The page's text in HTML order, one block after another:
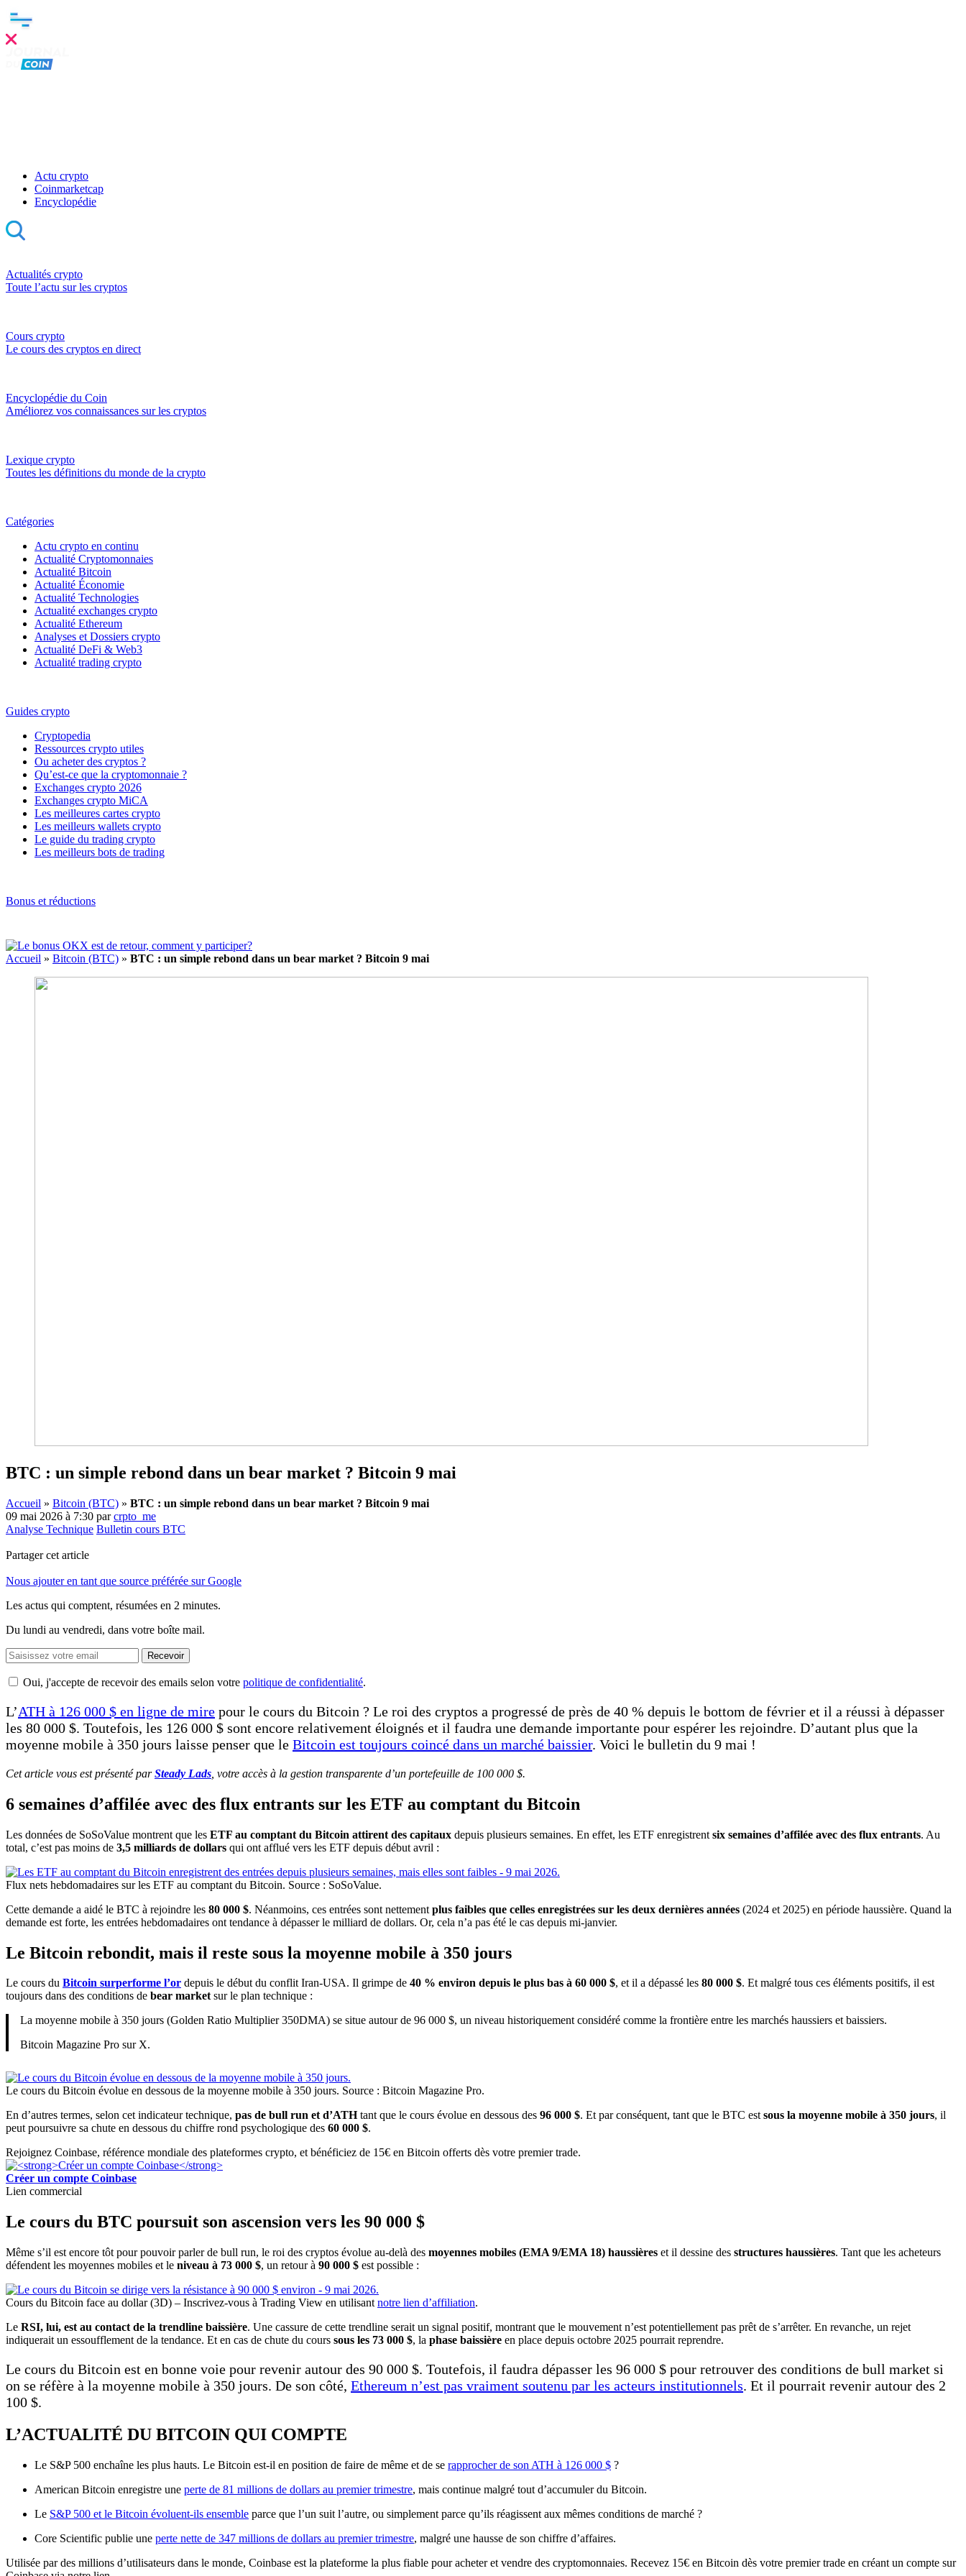
Actu crypto
Coinmarketcap
Encyclopédie
Actualités crypto
Toute l’actu sur les cryptos
Cours crypto
Le cours des cryptos en direct
Encyclopédie du Coin
Améliorez vos connaissances sur les cryptos
Lexique crypto
Toutes les définitions du monde de la crypto
Catégories
Actu crypto en continu
Actualité Cryptomonnaies
Actualité Bitcoin
Actualité Économie
Actualité Technologies
Actualité exchanges crypto
Actualité Ethereum
Analyses et Dossiers crypto
Actualité DeFi & Web3
Actualité trading crypto
Guides crypto
Cryptopedia
Ressources crypto utiles
Ou acheter des cryptos ?
Qu’est-ce que la cryptomonnaie ?
Exchanges crypto 2026
Exchanges crypto MiCA
Les meilleures cartes crypto
Les meilleurs wallets crypto
Le guide du trading crypto
Les meilleurs bots de trading
Bonus et réductions
Accueil » Bitcoin (BTC) » BTC : un simple rebond dans un bear market ? Bitcoin 9 mai
BTC : un simple rebond dans un bear market ? Bitcoin 9 mai
Accueil » Bitcoin (BTC) » BTC : un simple rebond dans un bear market ? Bitcoin 9 mai
09 mai 2026 à 7:30 parcrpto_me
Analyse Technique Bulletin cours BTC
Partager cet article
Nous ajouter en tant que source préférée sur Google
Les actus qui comptent, résumées en 2 minutes.
Du lundi au vendredi, dans votre boîte mail.
Recevoir
Oui, j'accepte de recevoir des emails selon votre politique de confidentialité.
L’ATH à 126 000 $ en ligne de mire pour le cours du Bitcoin ? Le roi des cryptos a progressé de près de 40 % depuis le bottom de février et il a réussi à dépasser
les 80 000 $. Toutefois, les 126 000 $ sont encore relativement éloignés et il faudra une demande importante pour espérer les rejoindre. D’autant plus que la
moyenne mobile à 350 jours laisse penser que le Bitcoin est toujours coincé dans un marché baissier. Voici le bulletin du 9 mai !
Cet article vous est présenté parSteady Lads , votre accès à la gestion transparente d’un portefeuille de 100 000 $.
6 semaines d’affilée avec des flux entrants sur les ETF au comptant du Bitcoin
Les données de SoSoValue montrent que les ETF au comptant du Bitcoin attirent des capitaux depuis plusieurs semaines. En effet, les ETF enregistrent six semaines d’affilée avec des flux entrants. Au
total, c’est pas moins de 3,5 milliards de dollars qui ont afflué vers les ETF depuis début avril :
Flux nets hebdomadaires sur les ETF au comptant du Bitcoin. Source : SoSoValue.
Cette demande a aidé le BTC à rejoindre les 80 000 $. Néanmoins, ces entrées sont nettement plus faibles que celles enregistrées sur les deux dernières années (2024 et 2025) en période haussière. Quand la
demande est forte, les entrées hebdomadaires ont tendance à dépasser le milliard de dollars. Or, cela n’a pas été le cas depuis mi-janvier.
Le Bitcoin rebondit, mais il reste sous la moyenne mobile à 350 jours
Le cours du Bitcoin surperforme l’or depuis le début du conflit Iran-USA. Il grimpe de 40 % environ depuis le plus bas à 60 000 $, et il a dépassé les 80 000 $. Et malgré tous ces éléments positifs, il est
toujours dans des conditions de bear marketsur le plan technique :
La moyenne mobile à 350 jours (Golden Ratio Multiplier 350DMA) se situe autour de 96 000 $, un niveau historiquement considéré comme la frontière entre les marchés haussiers et baissiers.
Bitcoin Magazine Pro sur X.
Le cours du Bitcoin évolue en dessous de la moyenne mobile à 350 jours. Source : Bitcoin Magazine Pro.
En d’autres termes, selon cet indicateur technique, pas de bull run et d’ATHtant que le cours évolue en dessous des 96 000 $. Et par conséquent, tant que le BTC estsous la moyenne mobile à 350 jours, il
peut poursuivre sa chute en dessous du chiffre rond psychologique des 60 000 $.
Rejoignez Coinbase, référence mondiale des plateformes crypto, et bénéficiez de 15€ en Bitcoin offerts dès votre premier trade.
Créer un compte Coinbase
Lien commercial
Le cours du BTC poursuit son ascension vers les 90 000 $
Même s’il est encore tôt pour pouvoir parler de bull run, le roi des cryptos évolue au-delà des moyennes mobiles (EMA 9/EMA 18) haussières et il dessine des structures haussières. Tant que les acheteurs
défendent les moyennes mobiles et le niveau à 73 000 $, un retour à 90 000 $ est possible :
Cours du Bitcoin face au dollar (3D) – Inscrivez-vous à Trading View en utilisant notre lien d’affiliation.
Le RSI, lui, est au contact de la trendline baissière. Une cassure de cette trendline serait un signal positif, montrant que le mouvement n’est potentiellement pas prêt de s’arrêter. En revanche, un rejet
indiquerait un essoufflement de la tendance. Et en cas de chute du cours sous les 73 000 $, la phase baissière en place depuis octobre 2025 pourrait reprendre.
Le cours du Bitcoin est en bonne voie pour revenir autour des 90 000 $. Toutefois, il faudra dépasser les 96 000 $ pour retrouver des conditions de bull market si
on se réfère à la moyenne mobile à 350 jours. De son côté, Ethereum n’est pas vraiment soutenu par les acteurs institutionnels. Et il pourrait revenir autour des 2
100 $.
L’ACTUALITÉ DU BITCOIN QUI COMPTE
Le S&P 500 enchaîne les plus hauts. Le Bitcoin est-il en position de faire de même et de se rapprocher de son ATH à 126 000 $ ?
American Bitcoin enregistre une perte de 81 millions de dollars au premier trimestre, mais continue malgré tout d’accumuler du Bitcoin.
Le S&P 500 et le Bitcoin évoluent-ils ensemble parce que l’un suit l’autre, ou simplement parce qu’ils réagissent aux mêmes conditions de marché ?
Core Scientific publie une perte nette de 347 millions de dollars au premier trimestre, malgré une hausse de son chiffre d’affaires.
Utilisée par des millions d’utilisateurs dans le monde, Coinbase est la plateforme la plus fiable pour acheter et vendre des cryptomonnaies. Recevez 15€ en Bitcoin dès votre premier trade en créant un compte sur